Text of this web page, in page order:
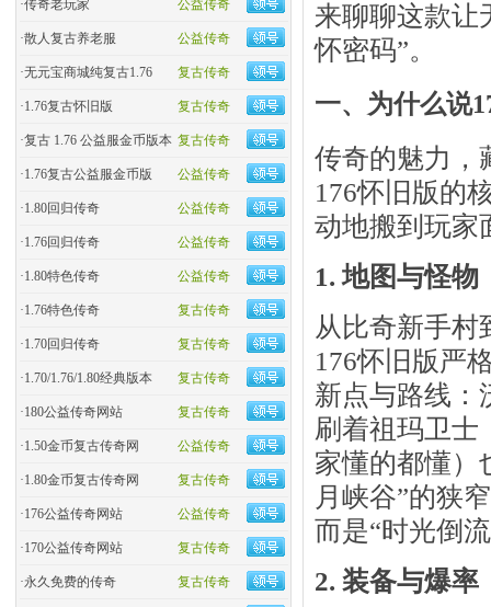
公益传奇
·传奇老玩家
公益传奇
·散人复古养老服
复古传奇
·无元宝商城纯复古1.76
复古传奇
·1.76复古怀旧版
复古传奇
·复古 1.76 公益服金币版本
公益传奇
·1.76复古公益服金币版
公益传奇
·1.80回归传奇
公益传奇
·1.76回归传奇
公益传奇
·1.80特色传奇
复古传奇
·1.76特色传奇
复古传奇
·1.70回归传奇
复古传奇
·1.70/1.76/1.80经典版本
复古传奇
·180公益传奇网站
公益传奇
·1.50金币复古传奇网
复古传奇
·1.80金币复古传奇网
公益传奇
·176公益传奇网站
复古传奇
·170公益传奇网站
复古传奇
·永久免费的传奇
来聊聊这款让
怀密码”。
一、为什么说
传奇的魅力，
176怀旧版的
动地搬到玩
1. 地图与怪物
从比奇新手村
176怀旧版严
新点与路线：
刷着祖玛卫士
家懂的都懂）
月峡谷”的狭
而是“时光倒
2. 装备与爆率